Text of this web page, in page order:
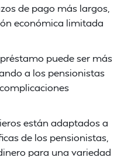
de pago más largos,
económica limitada
puede ser más
a los pensionistas
están adaptados a
de los pensionistas,
para una variedad